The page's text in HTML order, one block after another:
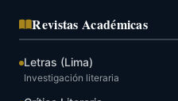
Revistas Académicas
Letras (Lima)
Investigación literaria